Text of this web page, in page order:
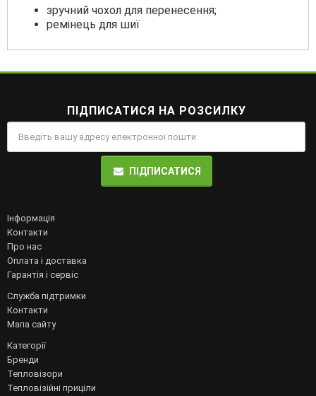
зручний чохол для перенесення;
ремінець для шиї
ПІДПИСАТИСЯ НА РОЗСИЛКУ
ПІДПИСАТИСЯ
Інформація
Контакти
Про нас
Оплата і доставка
Гарантія і сервіс
Служба підтримки
Контакти
Мапа сайту
Категорії
Бренди
Тепловізори
Тепловізійні приціли